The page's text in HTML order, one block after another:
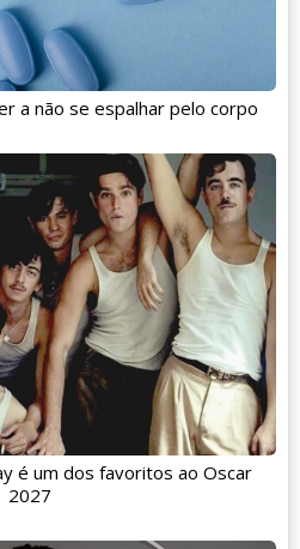
a não se espalhar pelo corpo
é um dos favoritos ao Oscar
2027